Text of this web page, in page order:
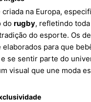
criada na Europa,
do rugby, refletindo toda
do esporte. Os
para que
se sentir parte do
visual que une moda